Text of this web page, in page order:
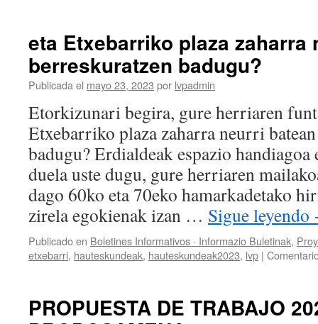
en
parte
la
antigua
de
Etxebarri?
eta Etxebarriko plaza zaharra
berreskuratzen badugu?
Publicada el mayo 23, 2023 por lvpadmin
Etorkizunari begira, gure herriaren
Etxebarriko plaza zaharra neurri
badugu? Erdialdeak espazio handiagoa
duela uste dugu, gure herriaren
dago 60ko eta 70eko hamarkadetako
zirela egokienak izan … Sigue leyendo
Publicado en Boletines Informativos · Informazio Buletinak,
etxebarri, hauteskundeak, hauteskundeak2023, lvp |
PROPUESTA DE TRABAJO